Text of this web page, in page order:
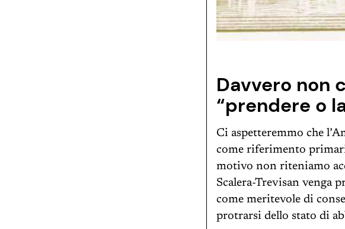
Davvero non
“prendere o
Ci aspetteremmo che
come riferimento
motivo non riteniamo
Scalera-Trevisan venga
come meritevole di
protrarsi dello stato di